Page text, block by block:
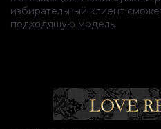
избирательный клиент
подходящую модель.